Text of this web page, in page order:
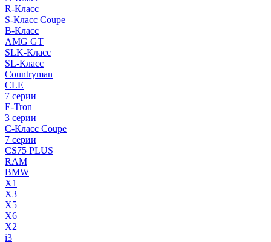
R-Класс
S-Класс Сoupe
B-Класс
AMG GT
SLK-Класс
SL-Класс
Countryman
CLE
7 серии
E-Tron
3 серии
C-Класс Coupe
7 серии
CS75 PLUS
RAM
BMW
X1
X3
X5
X6
X2
i3